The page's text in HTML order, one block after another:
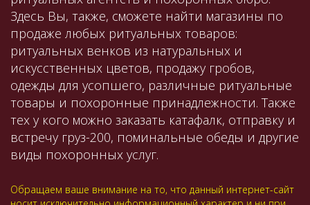
Здесь Вы, также, сможете найти магазины по
продаже любых ритуальных товаров:
ритуальных венков из натуральных и
искусственных цветов, продажу гробов,
одежды для усопшего, различные ритуальные
товары и похоронные принадлежности. Также
тех у кого можно заказать катафалк, отправку и
встречу груз-200, поминальные обеды и другие
виды похоронных услуг.
Обращаем ваше внимание на то, что данный интернет-сайт